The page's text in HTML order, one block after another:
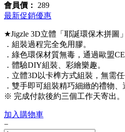
會員價：
289
最新促銷優惠
★Jigzle 3D立體「耶誕環保木拼圖」
．組裝過程完全免用膠。
．綠色環保材質無毒，通過歐盟
．體驗DIY組裝、彩繪樂趣。
．立體3D以卡榫方式組裝，無需
．雙手即可組裝精巧細緻的禮物、
※ 完成付款後約三個工作天寄出。
加入購物車
−